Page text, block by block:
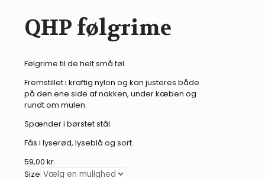
QHP følgrime
Følgrime til de helt små føl.
Fremstillet i kraftig nylon og kan justeres både
på den ene side af nakken, under kæben og
rundt om mulen.
Spænder i børstet stål.
Fås i lyserød, lyseblå og sort.
59,00 kr.
Size